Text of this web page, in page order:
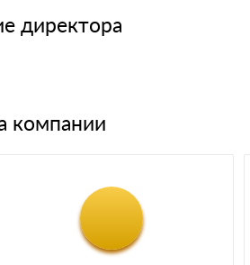
директора
компании